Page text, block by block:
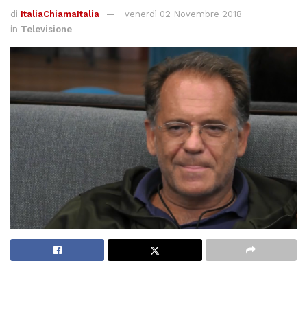
di ItaliaChiamaItalia
venerdì 02 Novembre 2018
in Televisione